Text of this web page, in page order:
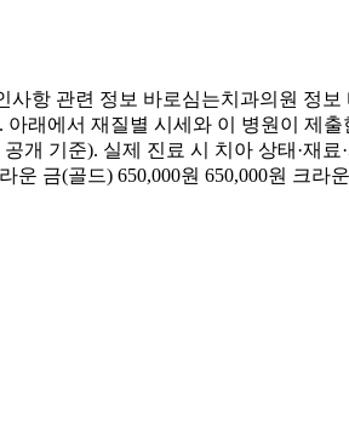
항 관련 정보 바로심는치과의원 정
래에서 재질별 시세와 이 병원이 제
기준). 실제 진료 시 치아 상태·재
운 금(골드) 650,000원 650,000원 크